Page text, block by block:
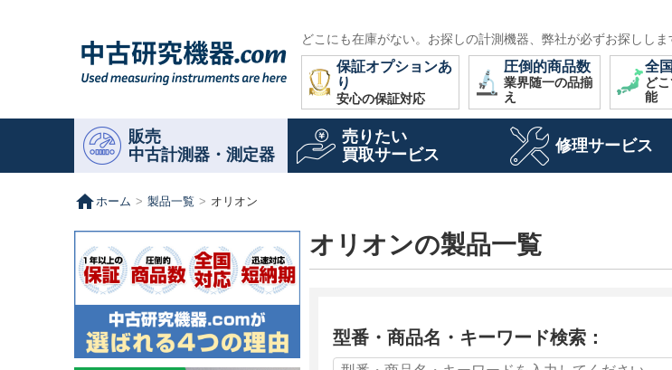
どこにも在庫がない。お探しの計測機器、弊社が必ずお探ししま
保証オプションあ
り
安心の保証対応
圧倒的商品数
業界随一の品揃
え
全
ど
能
販売
中古計測器・測定器
売りたい
買取サービス
修理サービス
homeホーム 製品一覧 オリオン
オリオンの製品一覧
型番・商品名・キーワード検索：